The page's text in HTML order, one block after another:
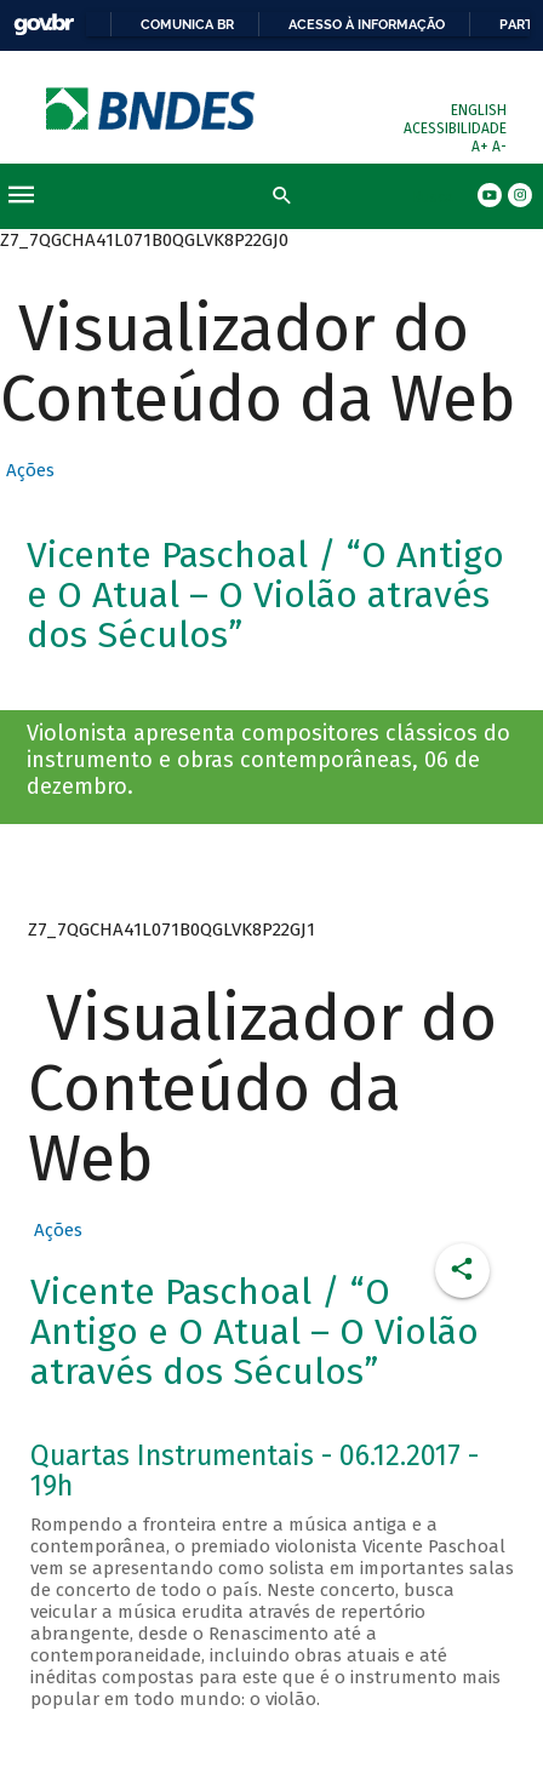
COMUNICA BR ACESSO À INFORMAÇÃO
ENGLISH
ACESSIBILIDADE
A+ A-
Z7_7QGCHA41L071B0QGLVK8P22GJ0
Visualizador do
Conteúdo da Web
Ações
Vicente Paschoal / “O Antigo
e O Atual – O Violão através
dos Séculos”
Violonista apresenta compositores clássicos do
instrumento e obras contemporâneas, 06 de
dezembro.
Z7_7QGCHA41L071B0QGLVK8P22GJ1
Visualizador do
Conteúdo da
Web
Ações
Vicente Paschoal / “O
Antigo e O Atual – O Violão
através dos Séculos”
Quartas Instrumentais - 06.12.2017 -
19h
Rompendo a fronteira entre a música antiga e a
contemporânea, o premiado violonista Vicente Paschoal
vem se apresentando como solista em importantes salas
de concerto de todo o país. Neste concerto, busca
veicular a música erudita através de repertório
abrangente, desde o Renascimento até a
contemporaneidade, incluindo obras atuais e até
inéditas compostas para este que é o instrumento mais
popular em todo mundo: o violão.